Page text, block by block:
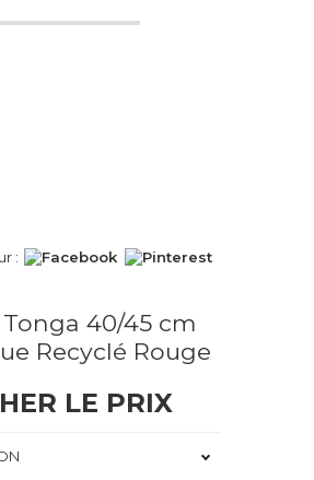
:
40/45 cm
Recyclé Rouge
LE PRIX